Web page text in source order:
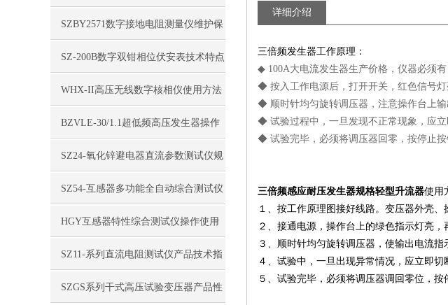
吸收比
SZBY2571数字接地电阻测量仪维护保
养及注意事项
SZ-200B数字双钳相位伏安表技术特点
WHX-II高压无线数字核相仪使用方法
BZVLE-30/1.1超低频高压发生器操作
程序
​SZ24-氧化锌避电器直流参数测试仪规
格特征
​SZ54-互感器多功能全自动综合测试仪
性能指标
HGY互感器特性综合测试仪操作使用
​SZ11-系列直流电阻测试仪产品技术指
标
SZGS系列干式高压试验变压器产品性
详细介绍
三倍频发生器工作原理：
◆ 100A大电流发生器生产价格，仪器必须有
◆ 按入工作电源后，打开开关，红色信号灯
◆ 顺时针均匀旋转调压器，注意操作台上输
◆ 试验过程中，一旦发现不正常现象，应立
◆ 试验完毕，必须将调压器回零，按停止按
三倍频感应耐压发生器规格轻型升流器使用
１、按工作原理图接好线路。变压器外壳、
２、接通电源，操作台上的绿色指示灯亮
３、顺时针均匀旋转调压器，使输出电流
４、试验中，一旦出现异常情况，应立即切
５、试验完毕，必须将调压器调回零位，